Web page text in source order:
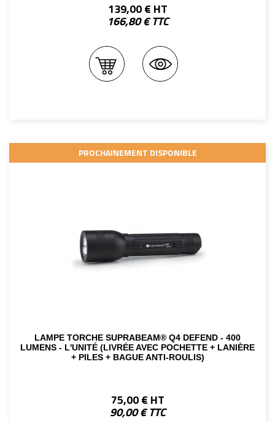
139,00 € HT
166,80 € TTC
PROCHAINEMENT DISPONIBLE
LAMPE TORCHE SUPRABEAM® Q4 DEFEND - 400
LUMENS - L'UNITÉ (LIVRÉE AVEC POCHETTE + LANIÈRE
+ PILES + BAGUE ANTI-ROULIS)
75,00 € HT
90,00 € TTC